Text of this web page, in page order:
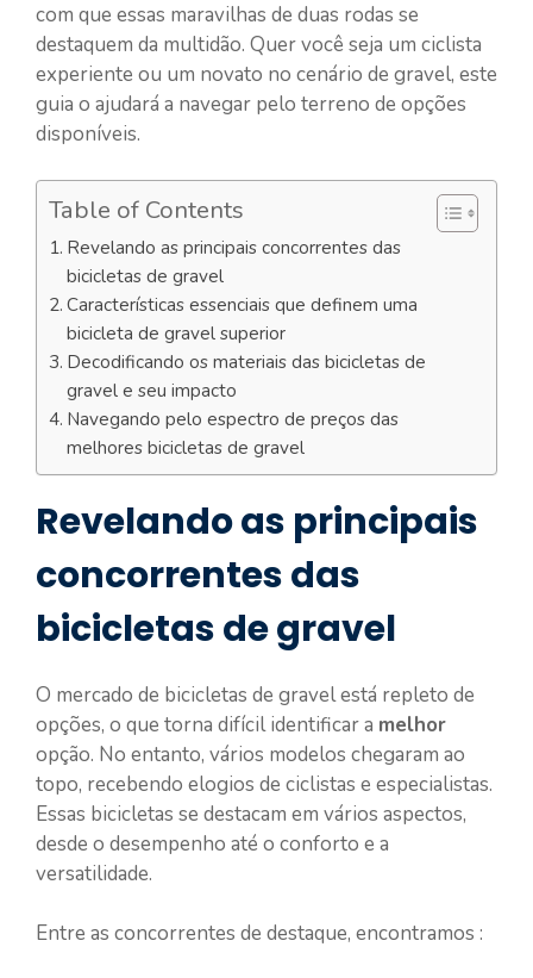
com que essas maravilhas de duas rodas se
destaquem da multidão. Quer você seja um ciclista
experiente ou um novato no cenário de gravel, este
guia o ajudará a navegar pelo terreno de opções
disponíveis.
Table of Contents
Revelando as principais concorrentes das
bicicletas de gravel
Características essenciais que definem uma
bicicleta de gravel superior
Decodificando os materiais das bicicletas de
gravel e seu impacto
Navegando pelo espectro de preços das
melhores bicicletas de gravel
Revelando as principais
concorrentes das
bicicletas de gravel
O mercado de bicicletas de gravel está repleto de
opções, o que torna difícil identificar a melhor
opção. No entanto, vários modelos chegaram ao
topo, recebendo elogios de ciclistas e especialistas.
Essas bicicletas se destacam em vários aspectos,
desde o desempenho até o conforto e a
versatilidade.
Entre as concorrentes de destaque, encontramos :